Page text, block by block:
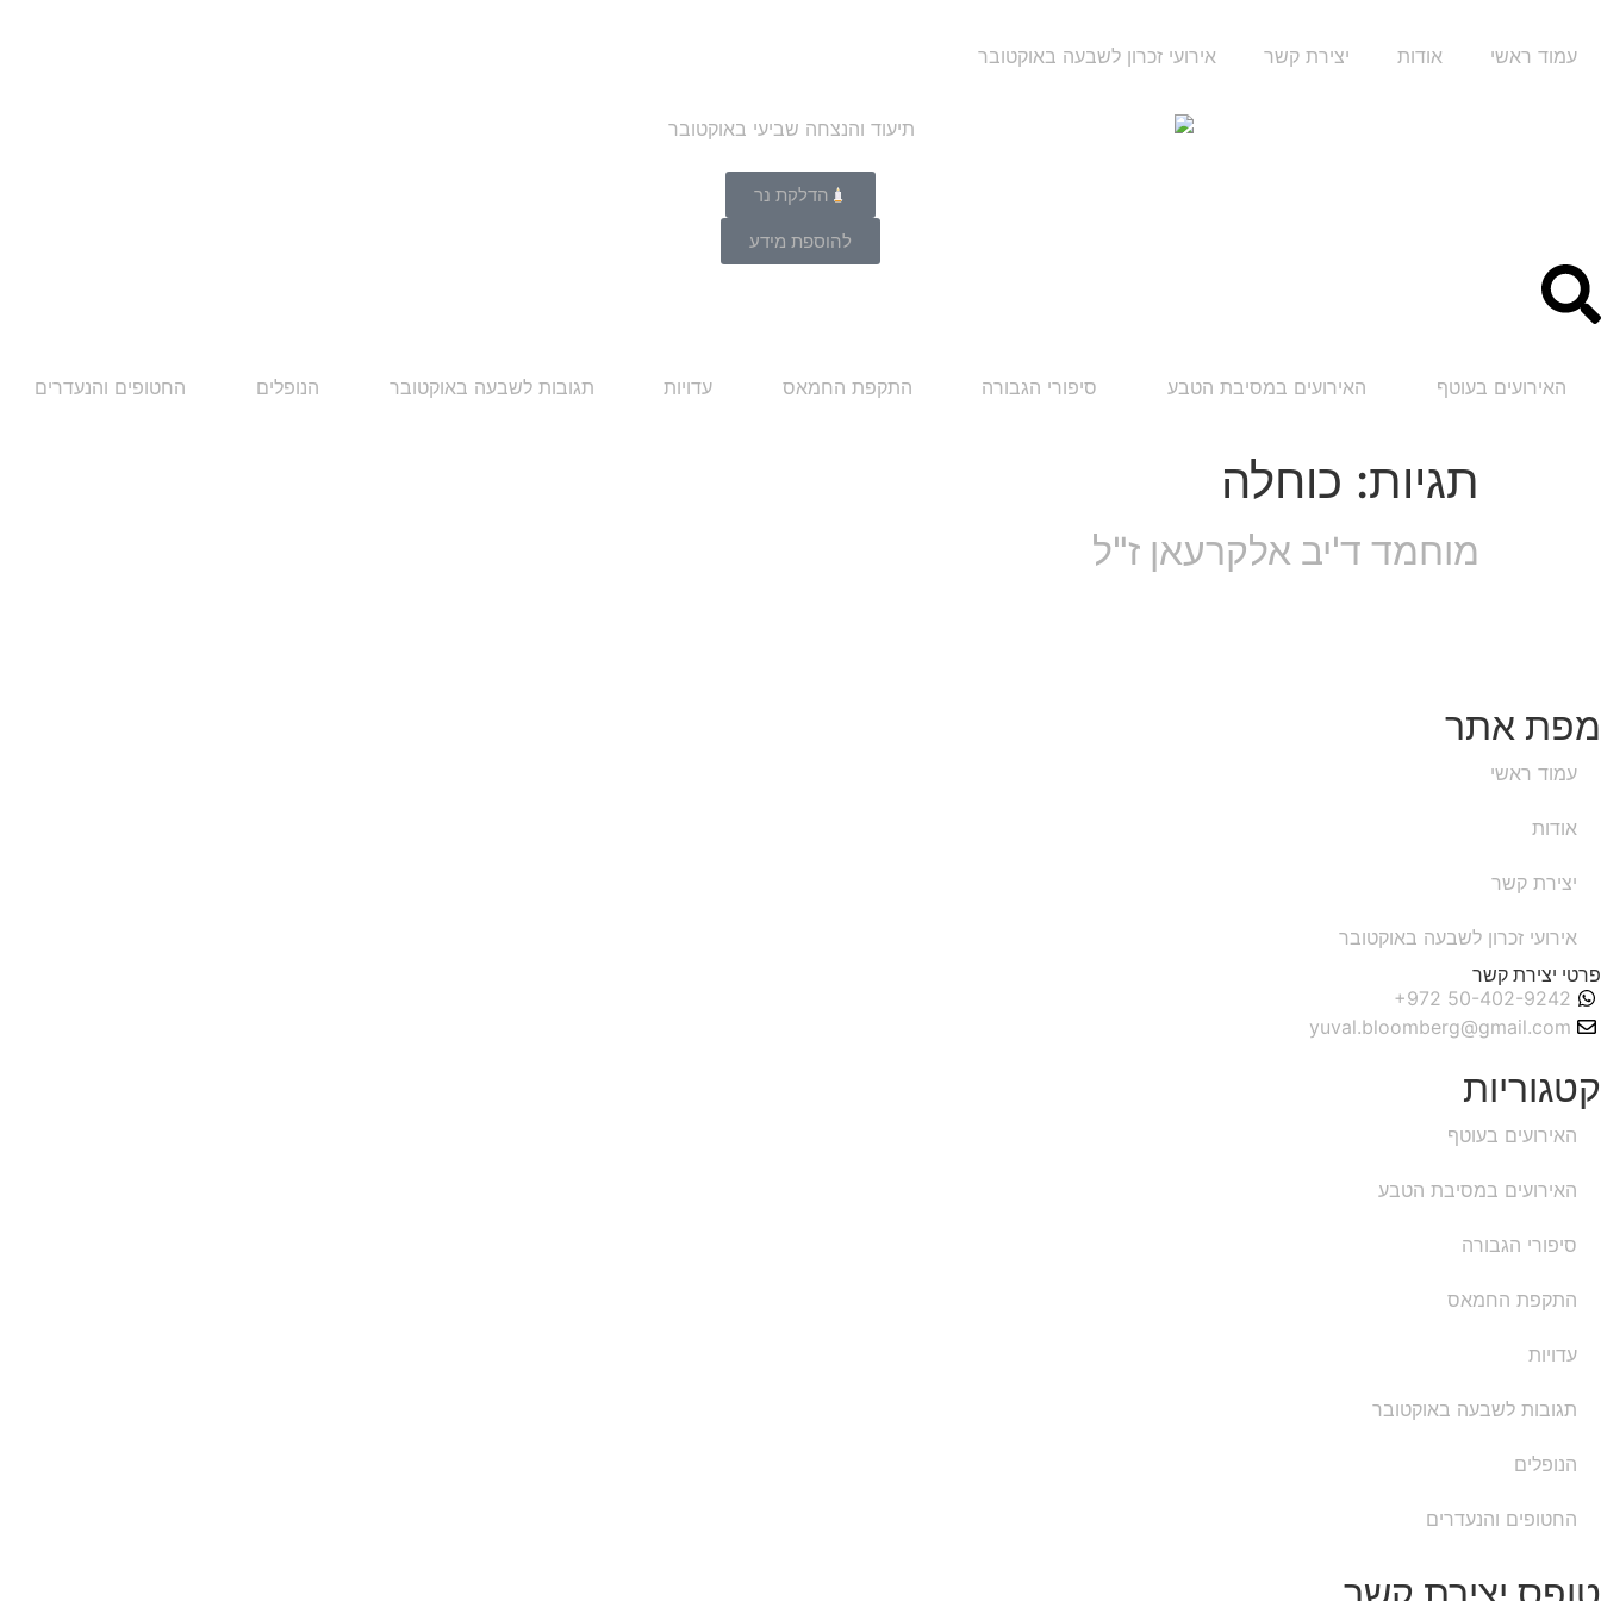
עמוד ראשי אודות יצירת קשר אירועי זכרון לשבעה באוקטובר
הדלקת נר
להוספת מידע
האירועים בעוטף האירועים במסיבת הטבע סיפורי הגבורה התקפת החמאס עדויות תגובות לשבעה באוקטובר הנופלים החטופים והנעדרים
תגיות: כוחלה
מוחמד ד'יב אלקרעאן ז"ל
מפת אתר
עמוד ראשי
אודות
יצירת קשר
אירועי זכרון לשבעה באוקטובר
פרטי יצירת קשר
yuval.bloomberg@gmail.com
קטגוריות
האירועים בעוטף
האירועים במסיבת הטבע
סיפורי הגבורה
התקפת החמאס
עדויות
תגובות לשבעה באוקטובר
הנופלים
החטופים והנעדרים